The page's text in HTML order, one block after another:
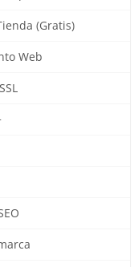
(Gratis)
Web